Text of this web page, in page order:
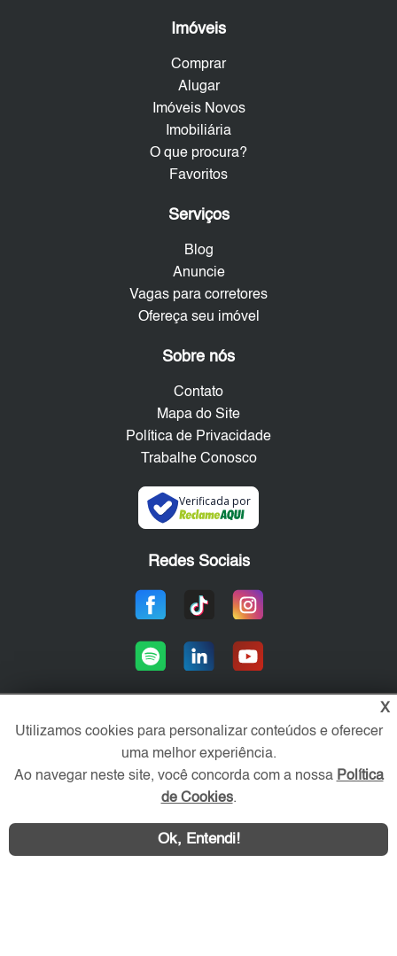
WhatsApp Contatar
Imóveis
Comprar
Alugar
Imóveis Novos
Imobiliária
O que procura?
Favoritos
Serviços
Blog
Anuncie
Vagas para corretores
Ofereça seu imóvel
Sobre nós
Contato
Mapa do Site
Política de Privacidade
Trabalhe Conosco
Verificada por
Redes Sociais
Área exclusiva aos anunciantes,
acesse sua conta:
X
Utilizamos cookies para personalizar conteúdos e oferecer
uma melhor experiência.
Ao navegar neste site, você concorda com a nossa Política
de Cookies.
Ok, Entendi!